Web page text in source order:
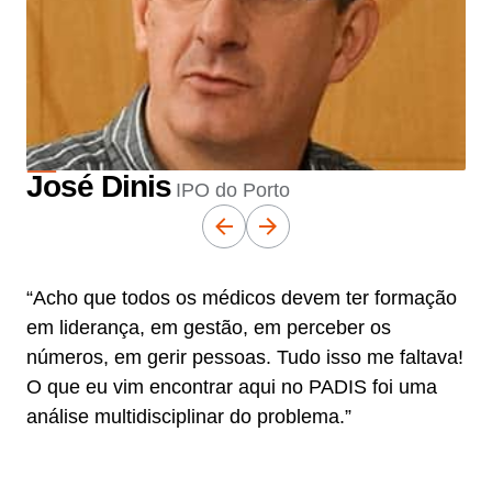
José Dinis IPO do Porto
“Acho que todos os médicos devem ter formação
em liderança, em gestão, em perceber os
números, em gerir pessoas. Tudo isso me faltava!
O que eu vim encontrar aqui no PADIS foi uma
análise multidisciplinar do problema.”